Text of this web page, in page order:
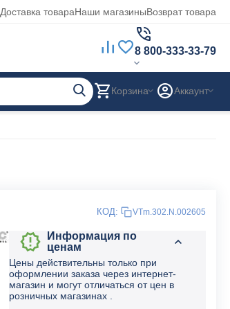
Доставка товараНаши магазиныВозврат товара
8 800-333-33-79
Корзина Аккаунт
КОД: VTm.302.N.002605
Информация по
ценам
Цены действительны только при
оформлении заказа через интернет-
магазин и могут отличаться от цен в
розничных магазинах .